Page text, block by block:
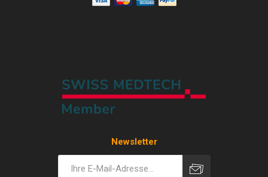
Newsletter